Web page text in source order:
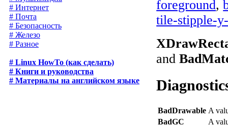
# Интернет
# Почта
# Безопасность
# Железо
# Разное
# Linux HowTo (как сделать)
# Книги и руководства
# Материалы на английском языке
foreground,
tile-stipple-
and
BadDrawable A
BadGC
A